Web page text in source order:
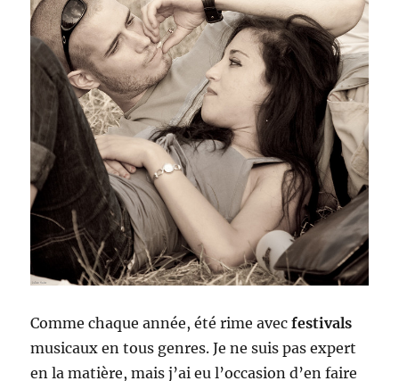
Comme chaque année, été rime avecfestivals
musicaux en tous genres. Je ne suis pas expert
en la matière, mais j’ai eu l’occasion d’en faire